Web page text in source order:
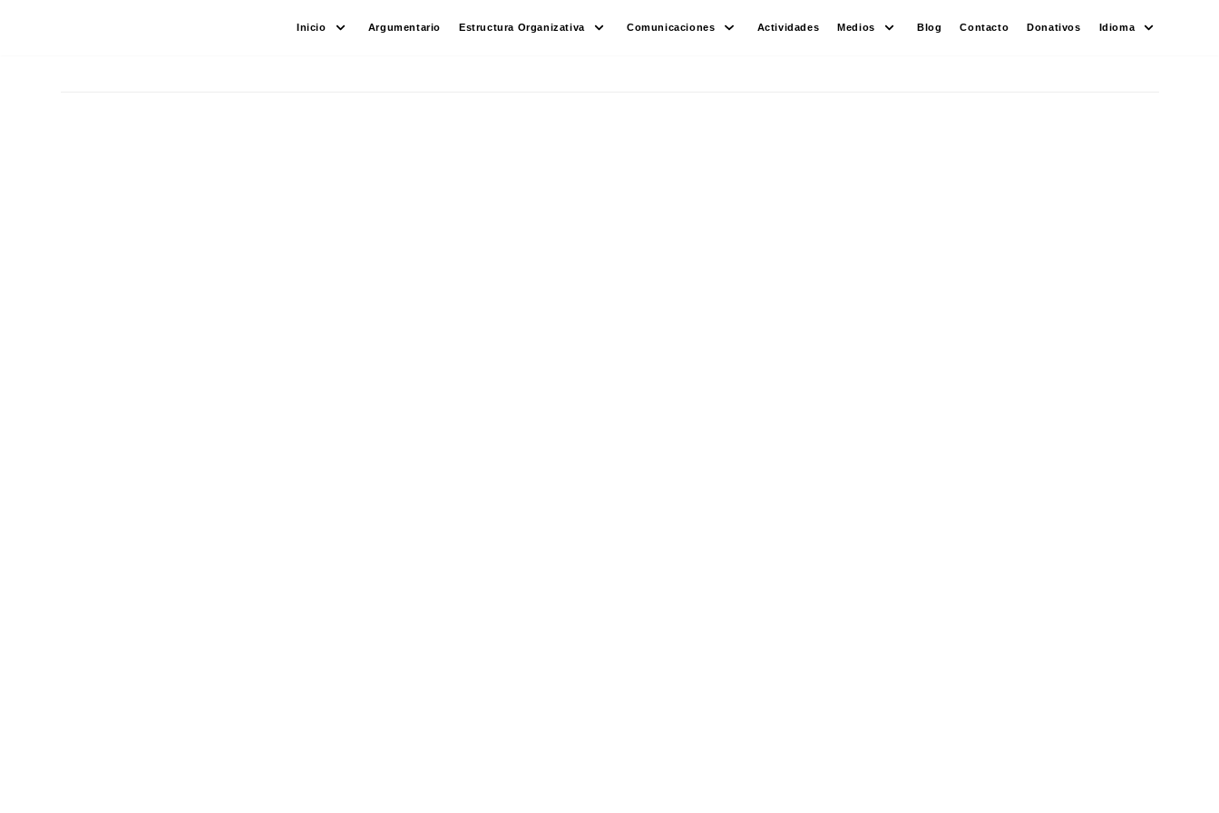
Inicio Argumentario Estructura Organizativa Comunicaciones Actividades Medios Blog Contacto Donativos Idioma